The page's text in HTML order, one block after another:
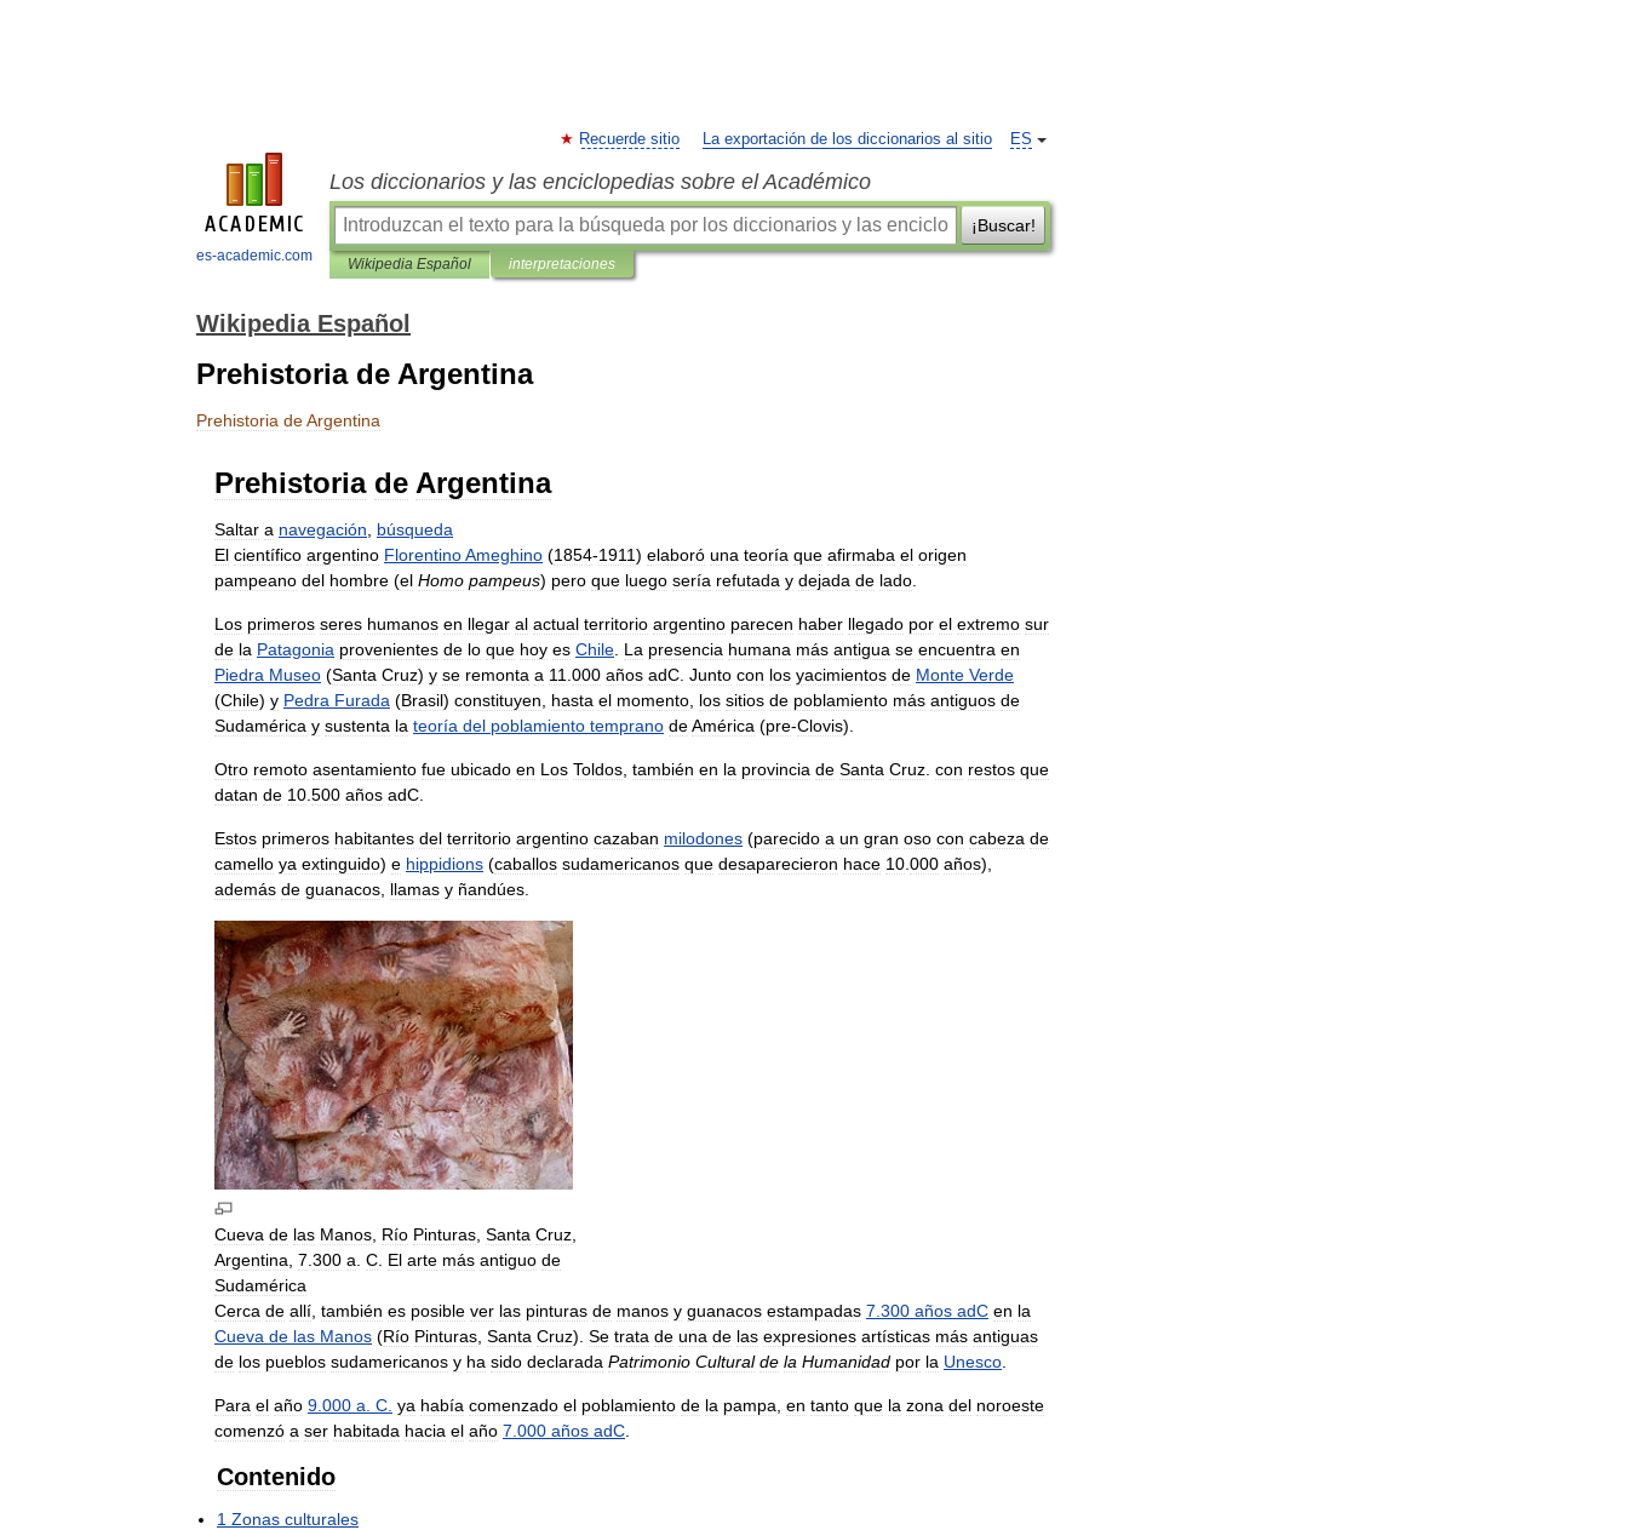
es-academic.com
ES
Recuerde sitio La exportación de los diccionarios al sitio
Los diccionarios y las enciclopedias sobre el Académico
¡Buscar!
Wikipedia Español interpretaciones
Wikipedia Español
Prehistoria de Argentina
Prehistoria deArgentina
Prehistoria de Argentina
Saltar a navegación
búsqueda
El científico argentino FlorentinoAmeghino (1854-1911) elaboró una teoría que afirmaba el origen
pampeano del hombre (el Homo pampeus) pero que luego sería refutada y dejada de lado
Los primeros seres humanos en llegar al actual territorio argentino parecen haber llegado por el extremo sur
de la Patagonia provenientes de lo que hoy es Chile La presencia humana más antigua se encuentra en
Piedra Museo (Santa Cruz) y se remonta a 11 000 años adC Junto con los yacimientos de Monte Verde
(Chile) y Pedra Furada (Brasil) constituyen hasta el momento los sitios de poblamiento más antiguos de
Sudamérica y sustenta la teoría del poblamiento temprano deAmérica (pre-Clovis).
Otro remoto asentamiento fue ubicado en Los Toldos también en la provincia de Santa Cruz con restos que
datan de 10 500 años adC
Estos primeros habitantes del territorio argentino cazaban milodones (parecido a un gran oso con cabeza de
camello ya extinguido) e hippidions (caballos sudamericanos que desaparecieron hace 10 000 años),
además de guanacos llamas y ñandúes
Cueva de las Manos Río Pinturas Santa Cruz
Argentina 7 300 a C El arte más antiguo de
Sudamérica
Cerca de allí también es posible ver las pinturas de manos y guanacos estampadas 7 300 años adC en la
Cueva de las Manos (Río Pinturas Santa Cruz). Se trata de una de las expresiones artísticas más antiguas
de los pueblos sudamericanos y ha sido declarada Patrimonio Cultural de la Humanidad por la Unesco
Para el año 9 000 a C ya había comenzado el poblamiento de la pampa en tanto que la zona del noroeste
comenzó a ser habitada hacia el año 7 000 años adC
Contenido
1 Zonas culturales